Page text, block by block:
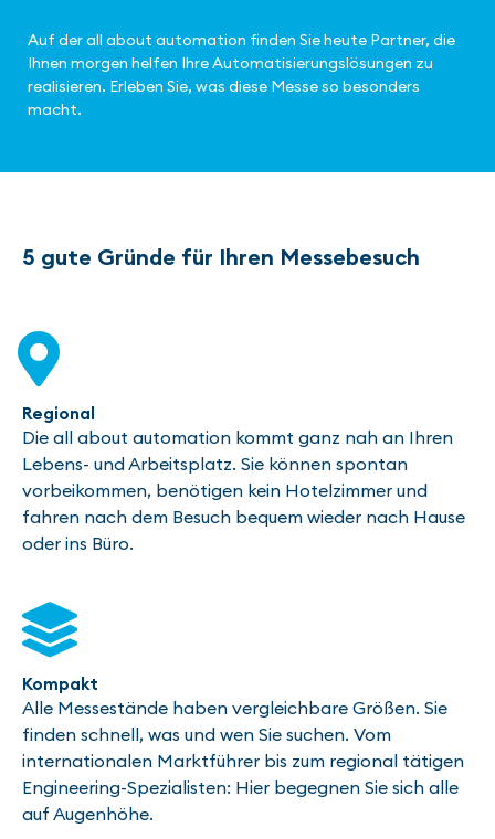
Auf der all about automation finden Sie heute Partner, die
Ihnen morgen helfen Ihre Automatisierungslösungen zu
realisieren. Erleben Sie, was diese Messe so besonders
macht.
5 gute Gründe für Ihren Messebesuch
Regional
Die all about automation kommt ganz nah an Ihren
Lebens- und Arbeitsplatz. Sie können spontan
vorbeikommen, benötigen kein Hotelzimmer und
fahren nach dem Besuch bequem wieder nach Hause
oder ins Büro.
Kompakt
Alle Messestände haben vergleichbare Größen. Sie
finden schnell, was und wen Sie suchen. Vom
internationalen Marktführer bis zum regional tätigen
Engineering-Spezialisten: Hier begegnen Sie sich alle
auf Augenhöhe.